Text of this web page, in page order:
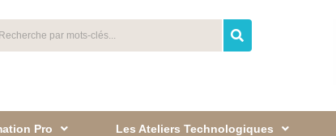
Pro Les Ateliers Technologiques